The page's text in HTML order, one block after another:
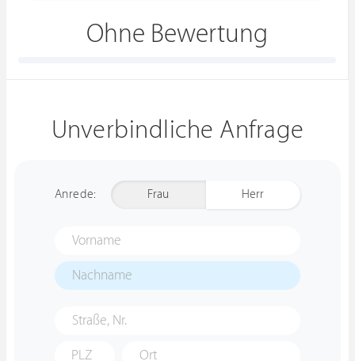
Ohne Bewertung
Unverbindliche Anfrage
Anrede: Frau Herr